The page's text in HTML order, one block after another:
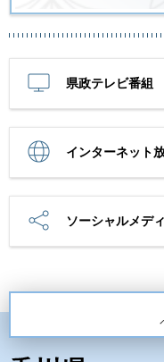
県政テレビ番組
インターネット
ソーシャルメデ